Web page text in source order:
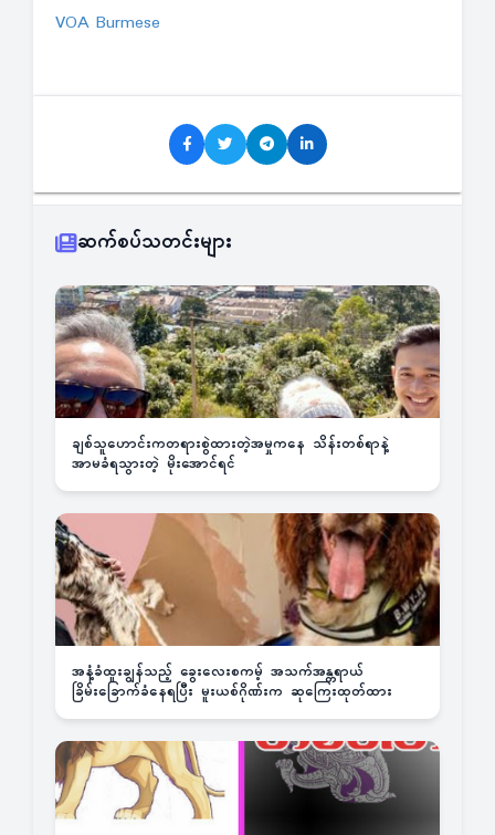
VOA Burmese
ဆက်စပ်သတင်းများ
ချစ်သူဟောင်းကတရားစွဲထားတဲ့အမှုကနေ သိန်းတစ်ရာနဲ့
အာမခံရသွားတဲ့ မိုးအောင်ရင်
အနံ့ခံထူးချွန်သည့် ခွေးလေးစကမ့် အသက်အန္တရာယ်
ခြိမ်းခြောက်ခံနေရပြီး မူးယစ်ဂိုဏ်းက ဆုကြေးထုတ်ထား